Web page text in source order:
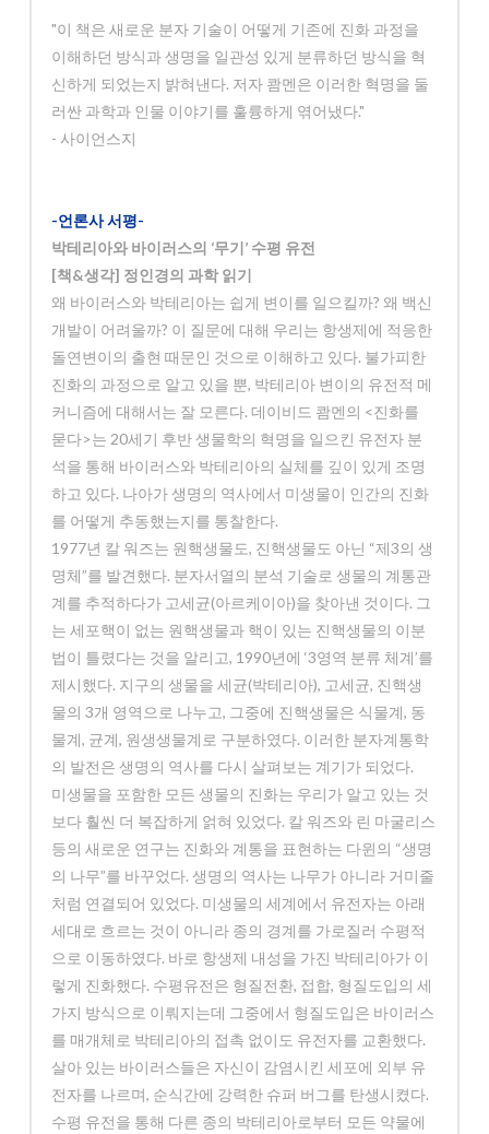
"이 책은 새로운 분자 기술이 어떻게 기존에 진화 과정을
이해하던 방식과 생명을 일관성 있게 분류하던 방식을 혁
신하게 되었는지 밝혀낸다. 저자 쾀멘은 이러한 혁명을 둘
러싼 과학과 인물 이야기를 훌륭하게 엮어냈다."
- 사이언스지
-언론사 서평-
박테리아와 바이러스의 ‘무기’ 수평 유전
[책&생각] 정인경의 과학 읽기
왜 바이러스와 박테리아는 쉽게 변이를 일으킬까? 왜 백신
개발이 어려울까? 이 질문에 대해 우리는 항생제에 적응한
돌연변이의 출현 때문인 것으로 이해하고 있다. 불가피한
진화의 과정으로 알고 있을 뿐, 박테리아 변이의 유전적 메
커니즘에 대해서는 잘 모른다. 데이비드 쾀멘의 <진화를
묻다>는 20세기 후반 생물학의 혁명을 일으킨 유전자 분
석을 통해 바이러스와 박테리아의 실체를 깊이 있게 조명
하고 있다. 나아가 생명의 역사에서 미생물이 인간의 진화
를 어떻게 추동했는지를 통찰한다.
1977년 칼 워즈는 원핵생물도, 진핵생물도 아닌 “제3의 생
명체”를 발견했다. 분자서열의 분석 기술로 생물의 계통관
계를 추적하다가 고세균(아르케이아)을 찾아낸 것이다. 그
는 세포핵이 없는 원핵생물과 핵이 있는 진핵생물의 이분
법이 틀렸다는 것을 알리고, 1990년에 ‘3영역 분류 체계’를
제시했다. 지구의 생물을 세균(박테리아), 고세균, 진핵생
물의 3개 영역으로 나누고, 그중에 진핵생물은 식물계, 동
물계, 균계, 원생생물계로 구분하였다. 이러한 분자계통학
의 발전은 생명의 역사를 다시 살펴보는 계기가 되었다.
미생물을 포함한 모든 생물의 진화는 우리가 알고 있는 것
보다 훨씬 더 복잡하게 얽혀 있었다. 칼 워즈와 린 마굴리스
등의 새로운 연구는 진화와 계통을 표현하는 다윈의 “생명
의 나무”를 바꾸었다. 생명의 역사는 나무가 아니라 거미줄
처럼 연결되어 있었다. 미생물의 세계에서 유전자는 아래
세대로 흐르는 것이 아니라 종의 경계를 가로질러 수평적
으로 이동하였다. 바로 항생제 내성을 가진 박테리아가 이
렇게 진화했다. 수평유전은 형질전환, 접합, 형질도입의 세
가지 방식으로 이뤄지는데 그중에서 형질도입은 바이러스
를 매개체로 박테리아의 접촉 없이도 유전자를 교환했다.
살아 있는 바이러스들은 자신이 감염시킨 세포에 외부 유
전자를 나르며, 순식간에 강력한 슈퍼 버그를 탄생시켰다.
수평 유전을 통해 다른 종의 박테리아로부터 모든 약물에